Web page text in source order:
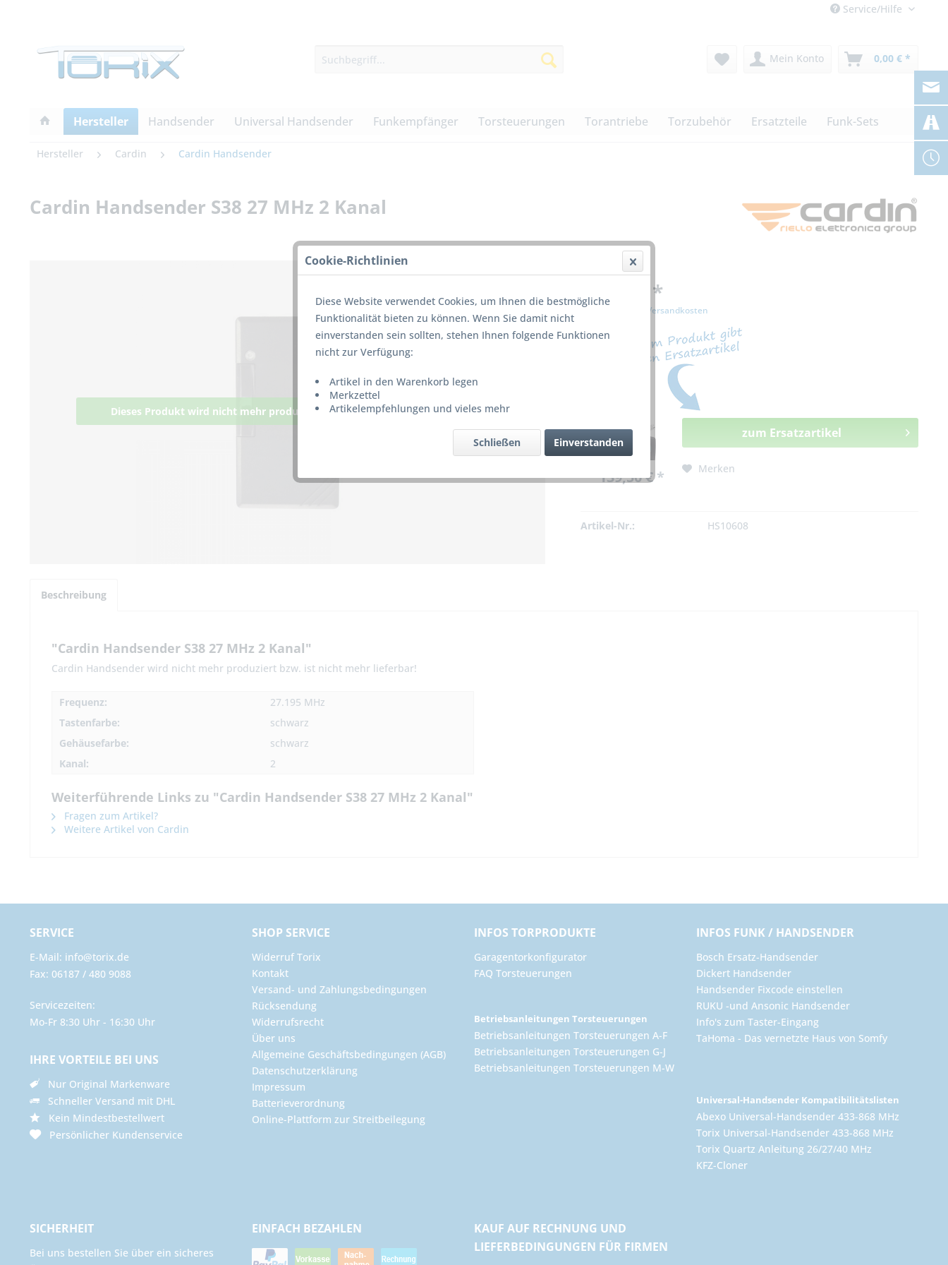
Service/Hilfe
Mein Konto 0,00 € *
Hersteller Handsender Universal Handsender Funkempfänger Torsteuerungen Torantriebe Torzubehör Ersatzteile Funk-Sets
Hersteller Cardin Cardin Handsender
Cardin Handsender S38 27 MHz 2 Kanal
Dieses Produkt wird nicht mehr produziert bzw. ist nicht mehr lieferbar!
40,00 € *
inkl. MwSt. zzgl. Versandkosten
139,50 € *
zum Ersatzartikel
Merken
Artikel-Nr.: HS10608
Beschreibung
"Cardin Handsender S38 27 MHz 2 Kanal"
Cardin Handsender wird nicht mehr produziert bzw. ist nicht mehr lieferbar!
Frequenz:
27.195 MHz
Tastenfarbe:
schwarz
Gehäusefarbe:
schwarz
Kanal:
2
Weiterführende Links zu "Cardin Handsender S38 27 MHz 2 Kanal"
Fragen zum Artikel?
Weitere Artikel von Cardin
SERVICE
E-Mail: info@torix.de
Fax: 06187 / 480 9088
Servicezeiten:
Mo-Fr 8:30 Uhr - 16:30 Uhr
IHRE VORTEILE BEI UNS
Nur Original Markenware
Schneller Versand mit DHL
Kein Mindestbestellwert
Persönlicher Kundenservice
SHOP SERVICE
Widerruf Torix
Kontakt
Versand- und Zahlungsbedingungen
Rücksendung
Widerrufsrecht
Über uns
Allgemeine Geschäftsbedingungen (AGB)
Datenschutzerklärung
Impressum
Batterieverordnung
Online-Plattform zur Streitbeilegung
INFOS TORPRODUKTE
Garagentorkonfigurator
FAQ Torsteuerungen
Betriebsanleitungen Torsteuerungen
Betriebsanleitungen Torsteuerungen A-F
Betriebsanleitungen Torsteuerungen G-J
Betriebsanleitungen Torsteuerungen M-W
INFOS FUNK / HANDSENDER
Bosch Ersatz-Handsender
Dickert Handsender
Handsender Fixcode einstellen
RUKU -und Ansonic Handsender
Info's zum Taster-Eingang
TaHoma - Das vernetzte Haus von Somfy
Universal-Handsender Kompatibilitätslisten
Abexo Universal-Handsender 433-868 MHz
Torix Universal-Handsender 433-868 MHz
Torix Quartz Anleitung 26/27/40 MHz
KFZ-Cloner
SICHERHEIT
Bei uns bestellen Sie über ein sicheres
EINFACH BEZAHLEN
KAUF AUF RECHNUNG UND
LIEFERBEDINGUNGEN FÜR FIRMEN
Cookie-Richtlinien
Diese Website verwendet Cookies, um Ihnen die bestmögliche
Funktionalität bieten zu können. Wenn Sie damit nicht
einverstanden sein sollten, stehen Ihnen folgende Funktionen
nicht zur Verfügung:
Artikel in den Warenkorb legen
Merkzettel
Artikelempfehlungen und vieles mehr
Einverstanden
Schließen